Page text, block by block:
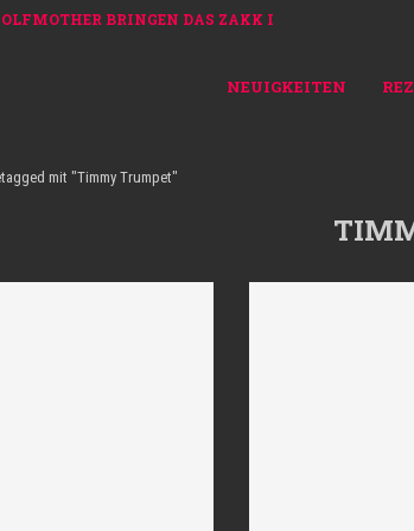
BRINGEN DAS ZAKK IN DÜSSELDORF...
NEUIGKEITEN
mit "Timmy Trumpet"